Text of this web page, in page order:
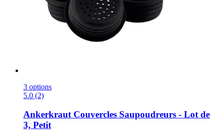
3 options
5.0 (2)
Ankerkraut Couvercles Saupoudreurs -​ Lot de
3, Petit